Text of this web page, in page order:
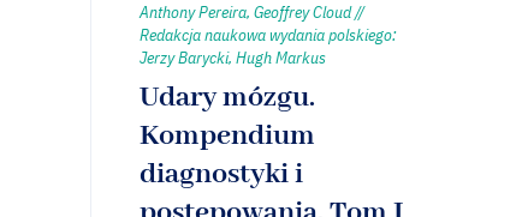
Anthony Pereira, Geoffrey Cloud //
Redakcja naukowa wydania polskiego:
Jerzy Barycki, Hugh Markus
Udary mózgu.
Kompendium
diagnostyki i